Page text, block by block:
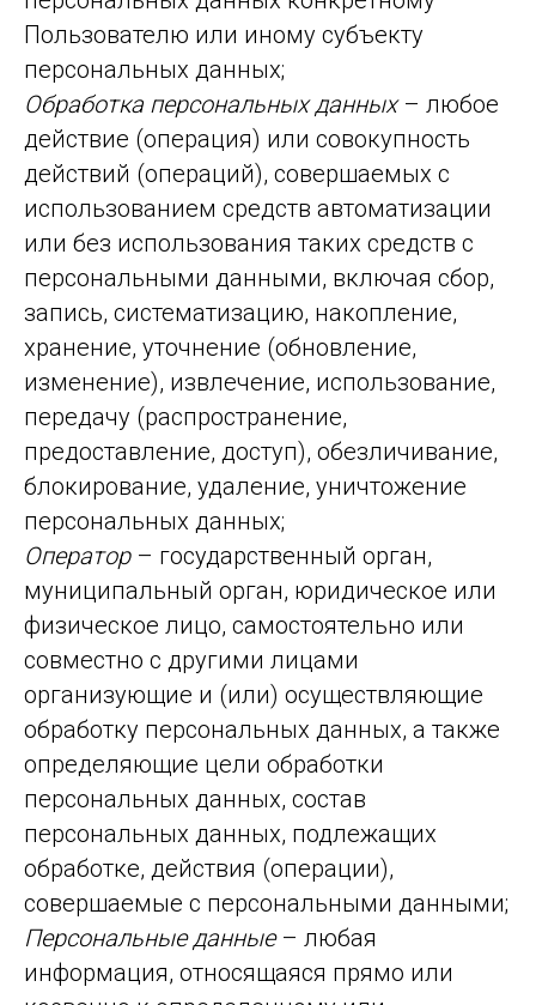
Пользователю или иному субъекту
персональных данных;
Обработка персональных данных– любое
действие (операция) или совокупность
действий (операций), совершаемых с
использованием средств автоматизации
или без использования таких средств с
персональными данными, включая сбор,
запись, систематизацию, накопление,
хранение, уточнение (обновление,
изменение), извлечение, использование,
передачу (распространение,
предоставление, доступ), обезличивание,
блокирование, удаление, уничтожение
персональных данных;
Оператор– государственный орган,
муниципальный орган, юридическое или
физическое лицо, самостоятельно или
совместно с другими лицами
организующие и (или) осуществляющие
обработку персональных данных, а также
определяющие цели обработки
персональных данных, состав
персональных данных, подлежащих
обработке, действия (операции),
совершаемые с персональными данными;
Персональные данные– любая
информация, относящаяся прямо или